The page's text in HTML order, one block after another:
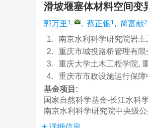
滑坡堰塞体材料空间变
郭万里 1, , 蔡正银 1, 简富献
1.
南京水利科学研究院岩
2.
重庆市城投路桥管理有
3.
重庆大学土木工程学院,
4.
重庆市市政设施运行保
基金项目:
国家自然科学基金-长江水科
南京水利科学研究院中央级